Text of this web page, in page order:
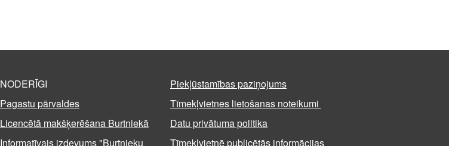
NODERĪGI
Pagastu pārvaldes
Licencētā makšķerēšana Burtniekā
Informatīvais izdevums "Burtnieku
Piekļūstamības paziņojums
Tīmekļvietnes lietošanas noteikumi
Datu privātuma politika
Tīmekļvietnē publicētās informācijas